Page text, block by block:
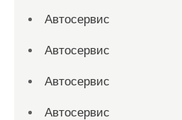
Автосервис
Автосервис
Автосервис
Автосервис